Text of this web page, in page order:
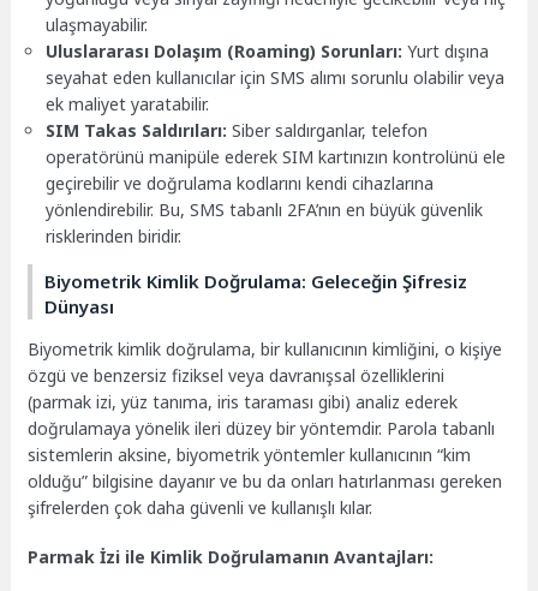
ulaşmayabilir.
Uluslararası Dolaşım (Roaming) Sorunları: Yurt dışına
seyahat eden kullanıcılar için SMS alımı sorunlu olabilir veya
ek maliyet yaratabilir.
SIM Takas Saldırıları: Siber saldırganlar, telefon
operatörünü manipüle ederek SIM kartınızın kontrolünü ele
geçirebilir ve doğrulama kodlarını kendi cihazlarına
yönlendirebilir. Bu, SMS tabanlı 2FA’nın en büyük güvenlik
risklerinden biridir.
Biyometrik Kimlik Doğrulama: Geleceğin Şifresiz
Dünyası
Biyometrik kimlik doğrulama, bir kullanıcının kimliğini, o kişiye
özgü ve benzersiz fiziksel veya davranışsal özelliklerini
(parmak izi, yüz tanıma, iris taraması gibi) analiz ederek
doğrulamaya yönelik ileri düzey bir yöntemdir. Parola tabanlı
sistemlerin aksine, biyometrik yöntemler kullanıcının “kim
olduğu” bilgisine dayanır ve bu da onları hatırlanması gereken
şifrelerden çok daha güvenli ve kullanışlı kılar.
Parmak İzi ile Kimlik Doğrulamanın Avantajları: